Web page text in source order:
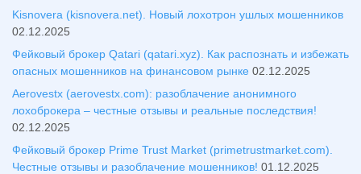
Kisnovera (kisnovera.net). Новый лохотрон ушлых мошенников
02.12.2025
Фейковый брокер Qatari (qatari.xyz). Как распознать и избежать
опасных мошенников на финансовом рынке 02.12.2025
Aerovestx (aerovestx.com): разоблачение анонимного
лохоброкера – честные отзывы и реальные последствия!
02.12.2025
Фейковый брокер Prime Trust Market (primetrustmarket.com).
Честные отзывы и разоблачение мошенников! 01.12.2025